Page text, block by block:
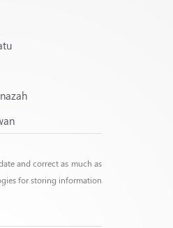
and correct as much as
for storing information